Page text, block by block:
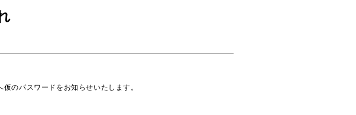
のパスワードをお知らせいたします。